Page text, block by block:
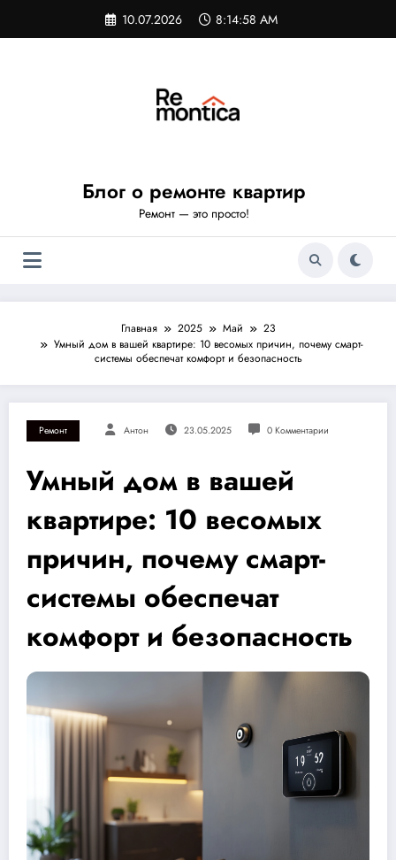
содержимому
10.07.2026 8:14:59 AM
Блог о ремонте квартир
Ремонт — это просто!
Главная 2025 Май
23
Умный дом в вашей квартире: 10 весомых причин, почему смарт-
системы обеспечат комфорт и безопасность
Ремонт Антон 23.05.2025 0 Комментарии
Умный дом в вашей
квартире: 10 весомых
причин, почему смарт-
системы обеспечат
комфорт и безопасность